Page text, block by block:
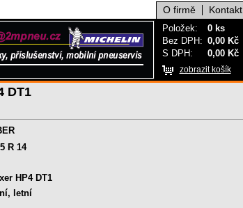
O firmě Kontakt
zobrazit košík
Položek:
0 ks
Bez DPH: 0,00 Kč
S DPH:
0,00 Kč
DT1
R 14
HP4 DT1
letní